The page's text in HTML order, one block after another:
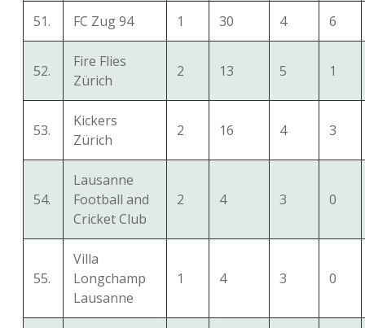
51. FC Zug 94 1 30 4 6
52.
Fire Flies
Zürich
2 13 5 1
53.
Kickers
Zürich
2 16 4 3
54.
Lausanne
Football and
Cricket Club
2 4 3 0
55.
Villa
Longchamp
Lausanne
1 4 3 0